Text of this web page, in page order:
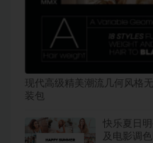
现代高级精美潮流几何风格
装包
快乐夏日
及电影调